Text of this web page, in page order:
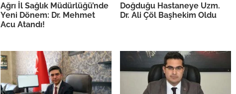
Ağrı İl Sağlık Müdürlüğü’nde
Yeni Dönem: Dr. Mehmet
Acu Atandı!
Doğduğu Hastaneye Uzm.
Dr. Ali Çöl Başhekim Oldu